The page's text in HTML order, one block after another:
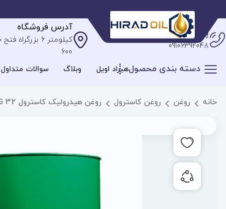
پشتیبانی آنلاین
09106392048
آدرس فروشگاه
600
دسته بندی محصولهیراد اویل وبلاگ سوالات متداول
خانه روغن روغن کاسترول روغن هیدرولیک کاسترول Castrol Hyspin VG 32
به اشتراک گذاری محصول